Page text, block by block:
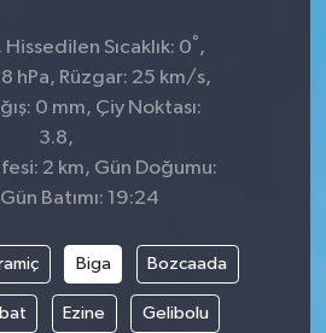
Sıcaklık: 0° ,
hPa, Rüzgar: 25 km/s,
0 mm, Çiy Noktası:
3.8,
2 km, Gün Doğumu:
Batımı: 19:24
Biga Bozcaada
Ezine Gelibolu